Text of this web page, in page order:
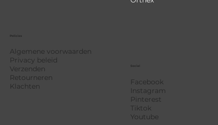
Policies
Algemene voorwaarden
Privacy beleid
Verzenden
Retourneren
Klachten
Facebook
Instagram
Pinterest
Tiktok
Youtube
Social